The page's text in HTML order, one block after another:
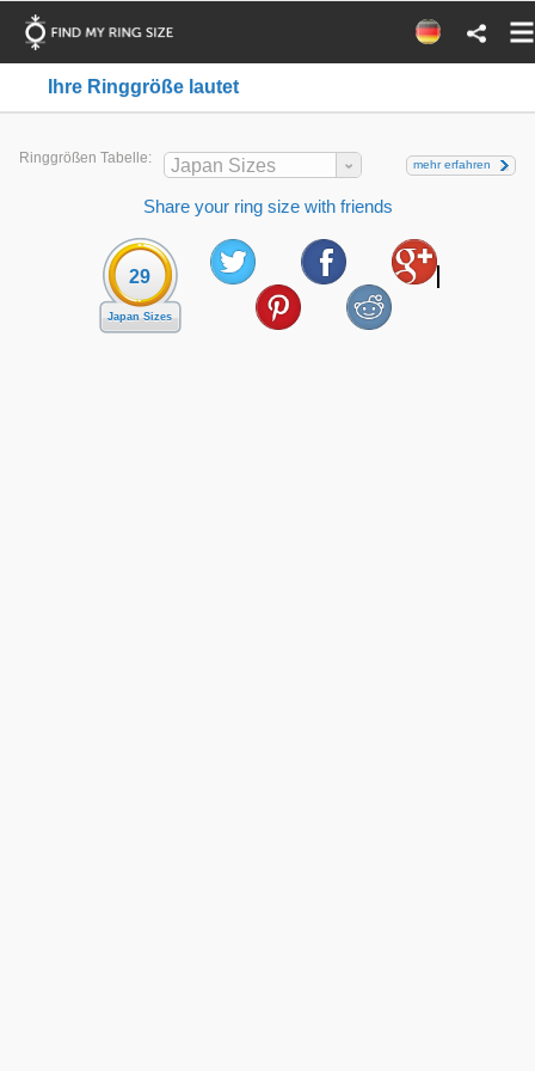
Ihre Ringgröße lautet
Ringgrößen Tabelle: Japan Sizes mehr erfahren
Share your ring size with friends
29
Japan Sizes